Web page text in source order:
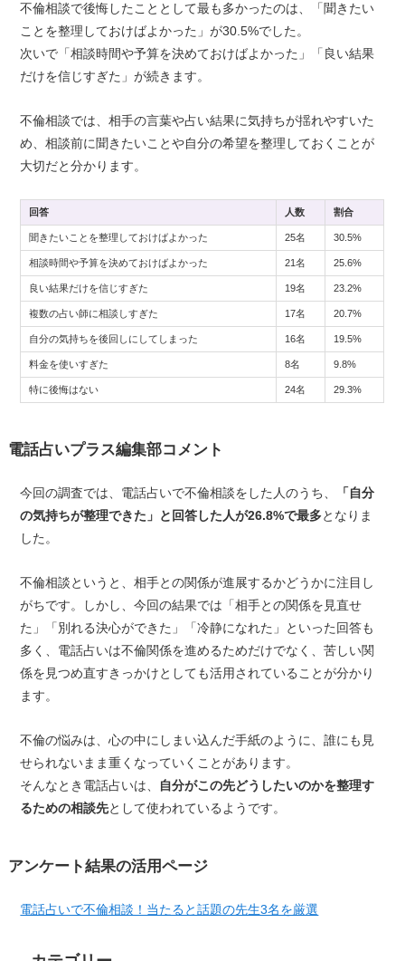
不倫相談で後悔したこととして最も多かったのは、「聞きたい
ことを整理しておけばよかった」が30.5%でした。
次いで「相談時間や予算を決めておけばよかった」「良い結果
だけを信じすぎた」が続きます。
不倫相談では、相手の言葉や占い結果に気持ちが揺れやすいた
め、相談前に聞きたいことや自分の希望を整理しておくことが
大切だと分かります。
回答 人数 割合
聞きたいことを整理しておけばよかった 25名 30.5%
相談時間や予算を決めておけばよかった 21名 25.6%
良い結果だけを信じすぎた 19名 23.2%
複数の占い師に相談しすぎた 17名 20.7%
自分の気持ちを後回しにしてしまった 16名 19.5%
料金を使いすぎた 8名 9.8%
特に後悔はない 24名 29.3%
電話占いプラス編集部コメント
今回の調査では、電話占いで不倫相談をした人のうち、
「自分
の気持ちが整理できた」と回答した人が26.8%で最多となりま
した。
不倫相談というと、相手との関係が進展するかどうかに注目し
がちです。しかし、今回の結果では「相手との関係を見直せ
た」「別れる決心ができた」「冷静になれた」といった回答も
多く、電話占いは不倫関係を進めるためだけでなく、苦しい関
係を見つめ直すきっかけとしても活用されていることが分かり
ます。
不倫の悩みは、心の中にしまい込んだ手紙のように、誰にも見
せられないまま重くなっていくことがあります。
そんなとき電話占いは、
自分がこの先どうしたいのかを整理す
るための相談先として使われているようです。
アンケート結果の活用ページ
電話占いで不倫相談！当たると話題の先生3名を厳選